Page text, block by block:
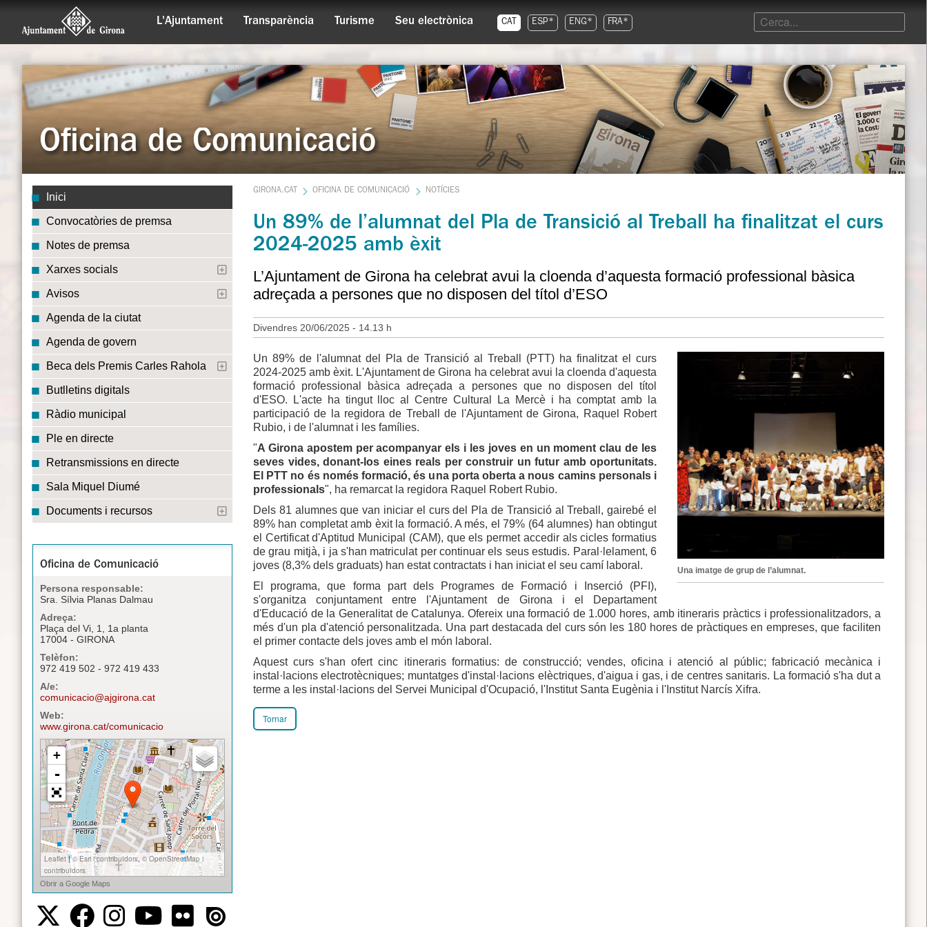
L'Ajuntament Transparència Turisme Seu electrònica CAT ESP* ENG* FRA*
Oficina de Comunicació
Inici
Convocatòries de premsa
Notes de premsa
Xarxes socials
Avisos
Agenda de la ciutat
Agenda de govern
Beca dels Premis Carles Rahola
Butlletins digitals
Ràdio municipal
Ple en directe
Retransmissions en directe
Sala Miquel Diumé
Documents i recursos
Oficina de Comunicació
Persona responsable:
Sra. Sílvia Planas Dalmau
Adreça:
Plaça del Vi, 1, 1a planta
17004 - GIRONA
Telèfon:
972 419 502 - 972 419 433
A/e:
comunicacio@ajgirona.cat
Web:
www.girona.cat/comunicacio
GIRONA.CAT OFICINA DE COMUNICACIÓ NOTÍCIES
Un 89% de l’alumnat del Pla de Transició al Treball ha finalitzat el curs
2024-2025 amb èxit
L’Ajuntament de Girona ha celebrat avui la cloenda d’aquesta formació professional bàsica
adreçada a persones que no disposen del títol d’ESO
Divendres 20/06/2025 - 14.13 h
Una imatge de grup de l’alumnat.
Un 89% de l'alumnat del Pla de Transició al Treball (PTT) ha finalitzat el curs
2024-2025 amb èxit. L'Ajuntament de Girona ha celebrat avui la cloenda d'aquesta
formació professional bàsica adreçada a persones que no disposen del títol
d'ESO. L'acte ha tingut lloc al Centre Cultural La Mercè i ha comptat amb la
participació de la regidora de Treball de l'Ajuntament de Girona, Raquel Robert
Rubio, i de l'alumnat i les famílies.
"A Girona apostem per acompanyar els i les joves en un moment clau de les
seves vides, donant-los eines reals per construir un futur amb oportunitats.
El PTT no és només formació, és una porta oberta a nous camins personals i
professionals", ha remarcat la regidora Raquel Robert Rubio.
Dels 81 alumnes que van iniciar el curs del Pla de Transició al Treball, gairebé el
89% han completat amb èxit la formació. A més, el 79% (64 alumnes) han obtingut
el Certificat d'Aptitud Municipal (CAM), que els permet accedir als cicles formatius
de grau mitjà, i ja s'han matriculat per continuar els seus estudis. Paral·lelament, 6
joves (8,3% dels graduats) han estat contractats i han iniciat el seu camí laboral.
El programa, que forma part dels Programes de Formació i Inserció (PFI),
s'organitza conjuntament entre l'Ajuntament de Girona i el Departament
d'Educació de la Generalitat de Catalunya. Ofereix una formació de 1.000 hores, amb itineraris pràctics i professionalitzadors, a
més d'un pla d'atenció personalitzada. Una part destacada del curs són les 180 hores de pràctiques en empreses, que faciliten
el primer contacte dels joves amb el món laboral.
Aquest curs s'han ofert cinc itineraris formatius: de construcció; vendes, oficina i atenció al públic; fabricació mecànica i
instal·lacions electrotècniques; muntatges d'instal·lacions elèctriques, d'aigua i gas, i de centres sanitaris. La formació s'ha dut a
terme a les instal·lacions del Servei Municipal d'Ocupació, l'Institut Santa Eugènia i l'Institut Narcís Xifra.
Tornar